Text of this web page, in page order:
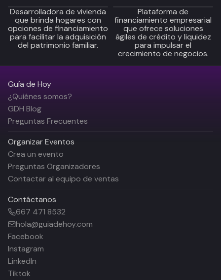
Desarrolladora de vivienda
que brinda hogares con
opciones de financiamiento
para facilitar la adquisición
del patrimonio familiar.
Plataforma de
financiamiento empresarial
que ofrece soluciones
ágiles de crédito y liquidez
para impulsar el
crecimiento de negocios.
Guía de Hoy
¿Quiénes somos?
GDH Blog
Preguntas Frecuentes
Organizar Eventos
Crea un evento
Preguntas Organizadores
Contactar al equipo de ventas
Contáctanos
667 471 8532
hola@guiadehoy.com
Facebook
Instagram
LinkedIn
Tiktok